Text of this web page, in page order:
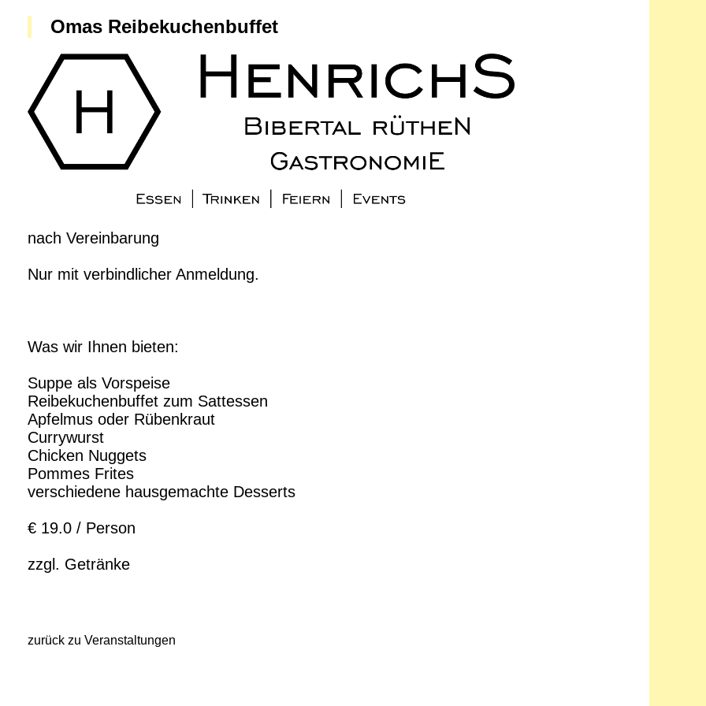
Omas Reibekuchenbuffet
nach Vereinbarung
Nur mit verbindlicher Anmeldung.
Was wir Ihnen bieten:
Suppe als Vorspeise
Reibekuchenbuffet zum Sattessen
Apfelmus oder Rübenkraut
Currywurst
Chicken Nuggets
Pommes Frites
verschiedene hausgemachte Desserts
€ 19.0 / Person
zzgl. Getränke
zurück zu Veranstaltungen